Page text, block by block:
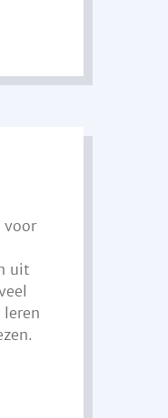
voor
uit
leren